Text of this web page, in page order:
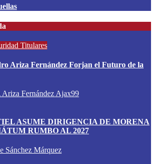
Titulares
Ariza Fernández Forjan el Futuro de la
Ariza Fernández Ajax99
ASUME DIRIGENCIA DE MORENA
RUMBO AL 2027
Sánchez Márquez